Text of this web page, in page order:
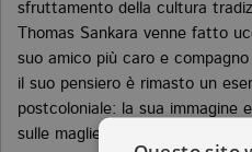
sfruttamento della cultura
Thomas Sankara venne fatto
suo amico più caro e
il suo pensiero è rimasto un
postcoloniale: la sua immagine
sulle magliette, sugli adesivi